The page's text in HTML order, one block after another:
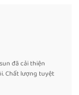
đã cải thiện
Chất lượng tuyệt